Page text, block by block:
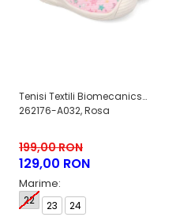
Tenisi Textili Biomecanics
262176-A032, Rosa
199,00 RON
129,00 RON
Marime:
22 23 24